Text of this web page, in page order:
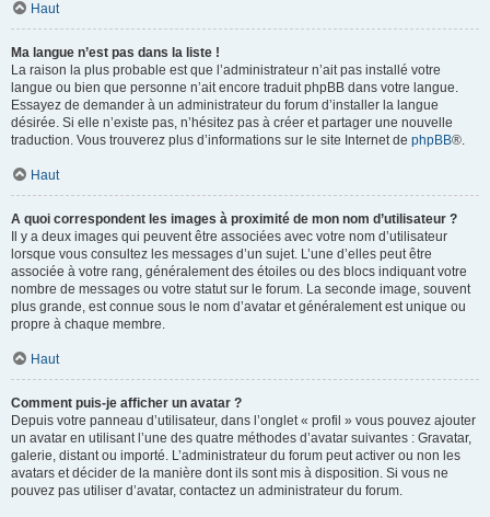
Haut
Ma langue n’est pas dans la liste !
La raison la plus probable est que l’administrateur n’ait pas installé votre
langue ou bien que personne n’ait encore traduit phpBB dans votre langue.
Essayez de demander à un administrateur du forum d’installer la langue
désirée. Si elle n’existe pas, n’hésitez pas à créer et partager une nouvelle
traduction. Vous trouverez plus d’informations sur le site Internet de phpBB®.
Haut
A quoi correspondent les images à proximité de mon nom d’utilisateur ?
Il y a deux images qui peuvent être associées avec votre nom d’utilisateur
lorsque vous consultez les messages d’un sujet. L’une d’elles peut être
associée à votre rang, généralement des étoiles ou des blocs indiquant votre
nombre de messages ou votre statut sur le forum. La seconde image, souvent
plus grande, est connue sous le nom d’avatar et généralement est unique ou
propre à chaque membre.
Haut
Comment puis-je afficher un avatar ?
Depuis votre panneau d’utilisateur, dans l’onglet « profil » vous pouvez ajouter
un avatar en utilisant l’une des quatre méthodes d’avatar suivantes : Gravatar,
galerie, distant ou importé. L’administrateur du forum peut activer ou non les
avatars et décider de la manière dont ils sont mis à disposition. Si vous ne
pouvez pas utiliser d’avatar, contactez un administrateur du forum.